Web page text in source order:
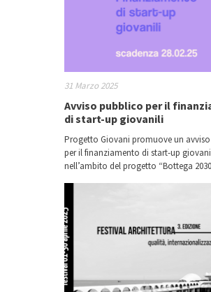
31 Marzo 2025
Avviso pubblico per il
di start-up giovanili
Progetto Giovani promuove un
per il finanziamento di start-up
nell’ambito del progetto “Bottega